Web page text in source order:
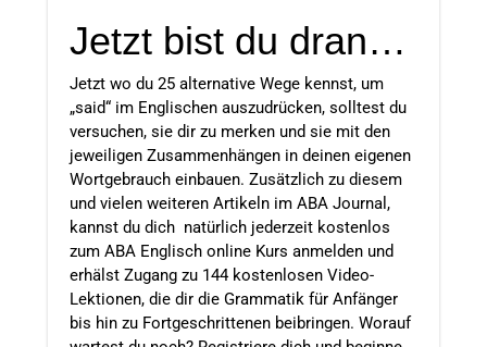
Jetzt bist du dran…
Jetzt wo du 25 alternative Wege kennst, um
„said“ im Englischen auszudrücken, solltest du
versuchen, sie dir zu merken und sie mit den
jeweiligen Zusammenhängen in deinen eigenen
Wortgebrauch einbauen. Zusätzlich zu diesem
und vielen weiteren Artikeln im ABA Journal,
kannst du dich natürlich jederzeit kostenlos
zum ABA Englisch online Kurs anmelden und
erhälst Zugang zu 144 kostenlosen Video-
Lektionen, die dir die Grammatik für Anfänger
bis hin zu Fortgeschrittenen beibringen. Worauf